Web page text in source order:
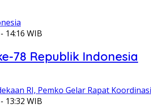
14:16 WIB
78 Republik Indonesia
13:32 WIB